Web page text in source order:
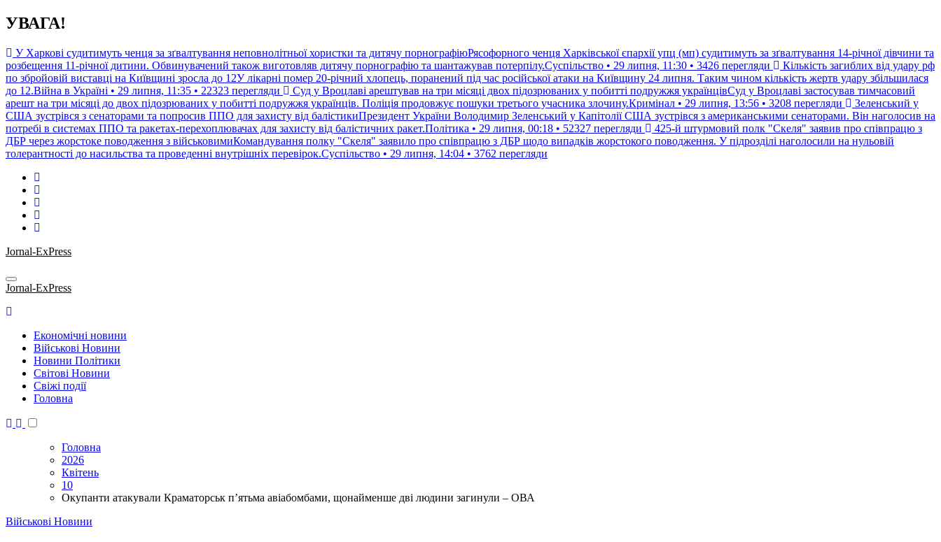
Перейти
до
УВАГА!
У Харкові судитимуть ченця за зґвалтування неповнолітньої хористки та дитячу порнографіюРясофорного ченця Харківської єпархії упц (мп) судитимуть за зґвалтування 14-річної дівчини та
розбещення 11-річної дитини. Обвинувачений також виготовляв дитячу порнографію та шантажував потерпілу.Суспільство • 29 липня, 11:30 • 3426 перегляди
Кількість загиблих від удару рф
по збройовій виставці на Київщині зросла до 12У лікарні помер 20-річний хлопець, поранений під час російської атаки на Київщину 24 липня. Таким чином кількість жертв удару збільшилася
до 12.Війна в Україні • 29 липня, 11:35 • 22323 перегляди
Суд у Вроцлаві арештував на три місяці двох підозрюваних у побитті подружжя українцівСуд у Вроцлаві застосував тимчасовий
арешт на три місяці до двох підозрюваних у побитті подружжя українців. Поліція продовжує пошуки третього учасника злочину.Кримінал • 29 липня, 13:56 • 3208 перегляди
Зеленський у
США зустрівся з сенаторами та попросив ППО для захисту від балістикиПрезидент України Володимир Зеленський у Капітолії США зустрівся з американськими сенаторами. Він наголосив на
потребі в системах ППО та ракетах-перехоплювачах для захисту від балістичних ракет.Політика • 29 липня, 00:18 • 52327 перегляди
425-й штурмовий полк "Скеля" заявив про співпрацю з
ДБР через жорстоке поводження з військовимиКомандування полку "Скеля" заявило про співпрацю з ДБР щодо випадків жорстокого поводження. У підрозділі наголосили на нульовій
толерантності до насильства та проведенні внутрішніх перевірок.Суспільство • 29 липня, 14:04 • 3762 перегляди
Jornal-ExPress
Jornal-ExPress
Економічні новини
Військові Новини
Новини Політики
Світові Новини
Свіжі події
Головна
Головна
2026
Квітень
10
Окупанти атакували Краматорськ п’ятьма авіабомбами, щонайменше дві людини загинули – ОВА
Військові Новини